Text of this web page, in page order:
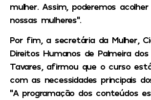
mulher. Assim, poderemos
nossas mulheres”.
Por fim, a secretária da Mulher,
Direitos Humanos de Palmeira dos
Tavares, afirmou que o curso
com as necessidades principais
“A programação dos conteúdos